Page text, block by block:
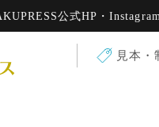
公式HP・Instagramで
見本・